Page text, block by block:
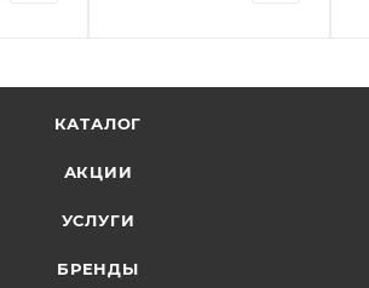
КАТАЛОГ
АКЦИИ
УСЛУГИ
БРЕНДЫ